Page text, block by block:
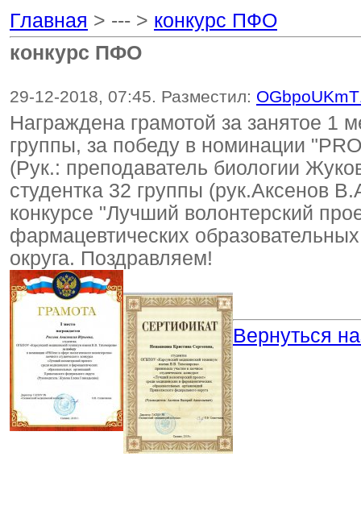
Главная > --- > конкурс ПФО
конкурс ПФО
29-12-2018, 07:45. Разместил:
Награждена грамотой за занятое 1
группы, за победу в номинации
(Рук.: преподаватель биологии
студентка 32 группы (рук.Аксенов
конкурсе "Лучший волонтерский
фармацевтических
округа. Поздравляем!
Вернуться